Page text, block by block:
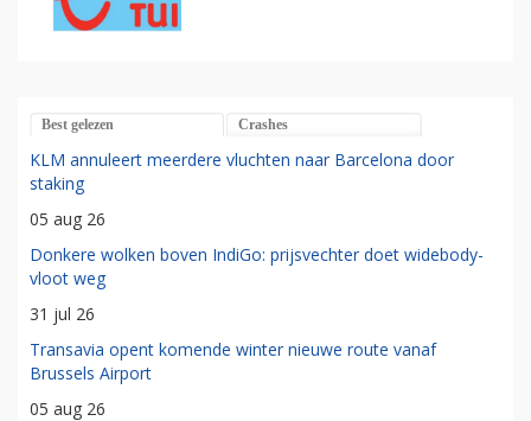
Best gelezen Crashes
KLM annuleert meerdere vluchten naar Barcelona door
staking
05 aug 26
Donkere wolken boven IndiGo: prijsvechter doet widebody-
vloot weg
31 jul 26
Transavia opent komende winter nieuwe route vanaf
Brussels Airport
05 aug 26